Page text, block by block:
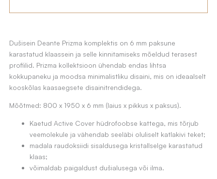
e
i
n
d
l
i
3
e
t
p
r
c
e
s
Dušisein Deante Prizma komplektis on 6 mm paksune
karastatud klaassein ja selle kinnitamiseks mõeldud terasest
profiilid. Prizma kollektsioon ühendab endas lihtsa
kokkupaneku ja moodsa minimalistliku disaini, mis on ideaalselt
kooskõlas kaasaegsete disainitrendidega.
Mõõtmed: 800 x 1950 x 6 mm (laius x pikkus x paksus).
Kaetud Active Cover hüdrofoobse kattega, mis tõrjub
veemolekule ja vähendab seeläbi oluliselt katlakivi teket;
madala raudoksiidi sisaldusega kristallselge karastatud
klaas;
võimaldab paigaldust dušialusega või ilma.